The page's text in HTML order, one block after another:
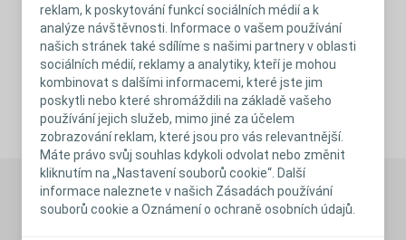
reklam, k poskytování funkcí sociálních médií a k
analýze návštěvnosti. Informace o vašem používání
našich stránek také sdílíme s našimi partnery v oblasti
sociálních médií, reklamy a analytiky, kteří je mohou
kombinovat s dalšími informacemi, které jste jim
poskytli nebo které shromáždili na základě vašeho
používání jejich služeb, mimo jiné za účelem
zobrazování reklam, které jsou pro vás relevantnější.
Máte právo svůj souhlas kdykoli odvolat nebo změnit
kliknutím na „Nastavení souborů cookie“. Další
informace naleznete v našich Zásadách používání
souborů cookie a Oznámení o ochraně osobních údajů.